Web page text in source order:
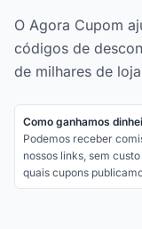
O Agora Cupom
códigos de
de milhares de
Como ganhamos
Podemos receber
nossos links, sem
quais cupons